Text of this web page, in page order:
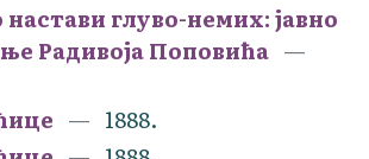
глуво-немих: јавно
Радивоја Поповића
1888.